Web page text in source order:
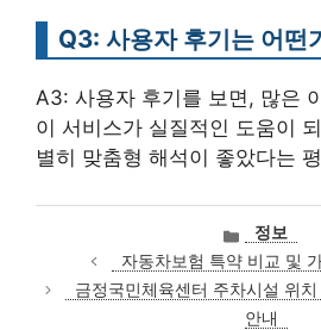
Q3: 사용자 후기는 어떤
A3: 사용자 후기를 보면, 많은
이 서비스가 실질적인 도움이
별히 맞춤형 해석이 좋았다는
카
테
고
리
정보
자동차보험 특약 비교 및
금정국민체육센터 주차시설 위
안내